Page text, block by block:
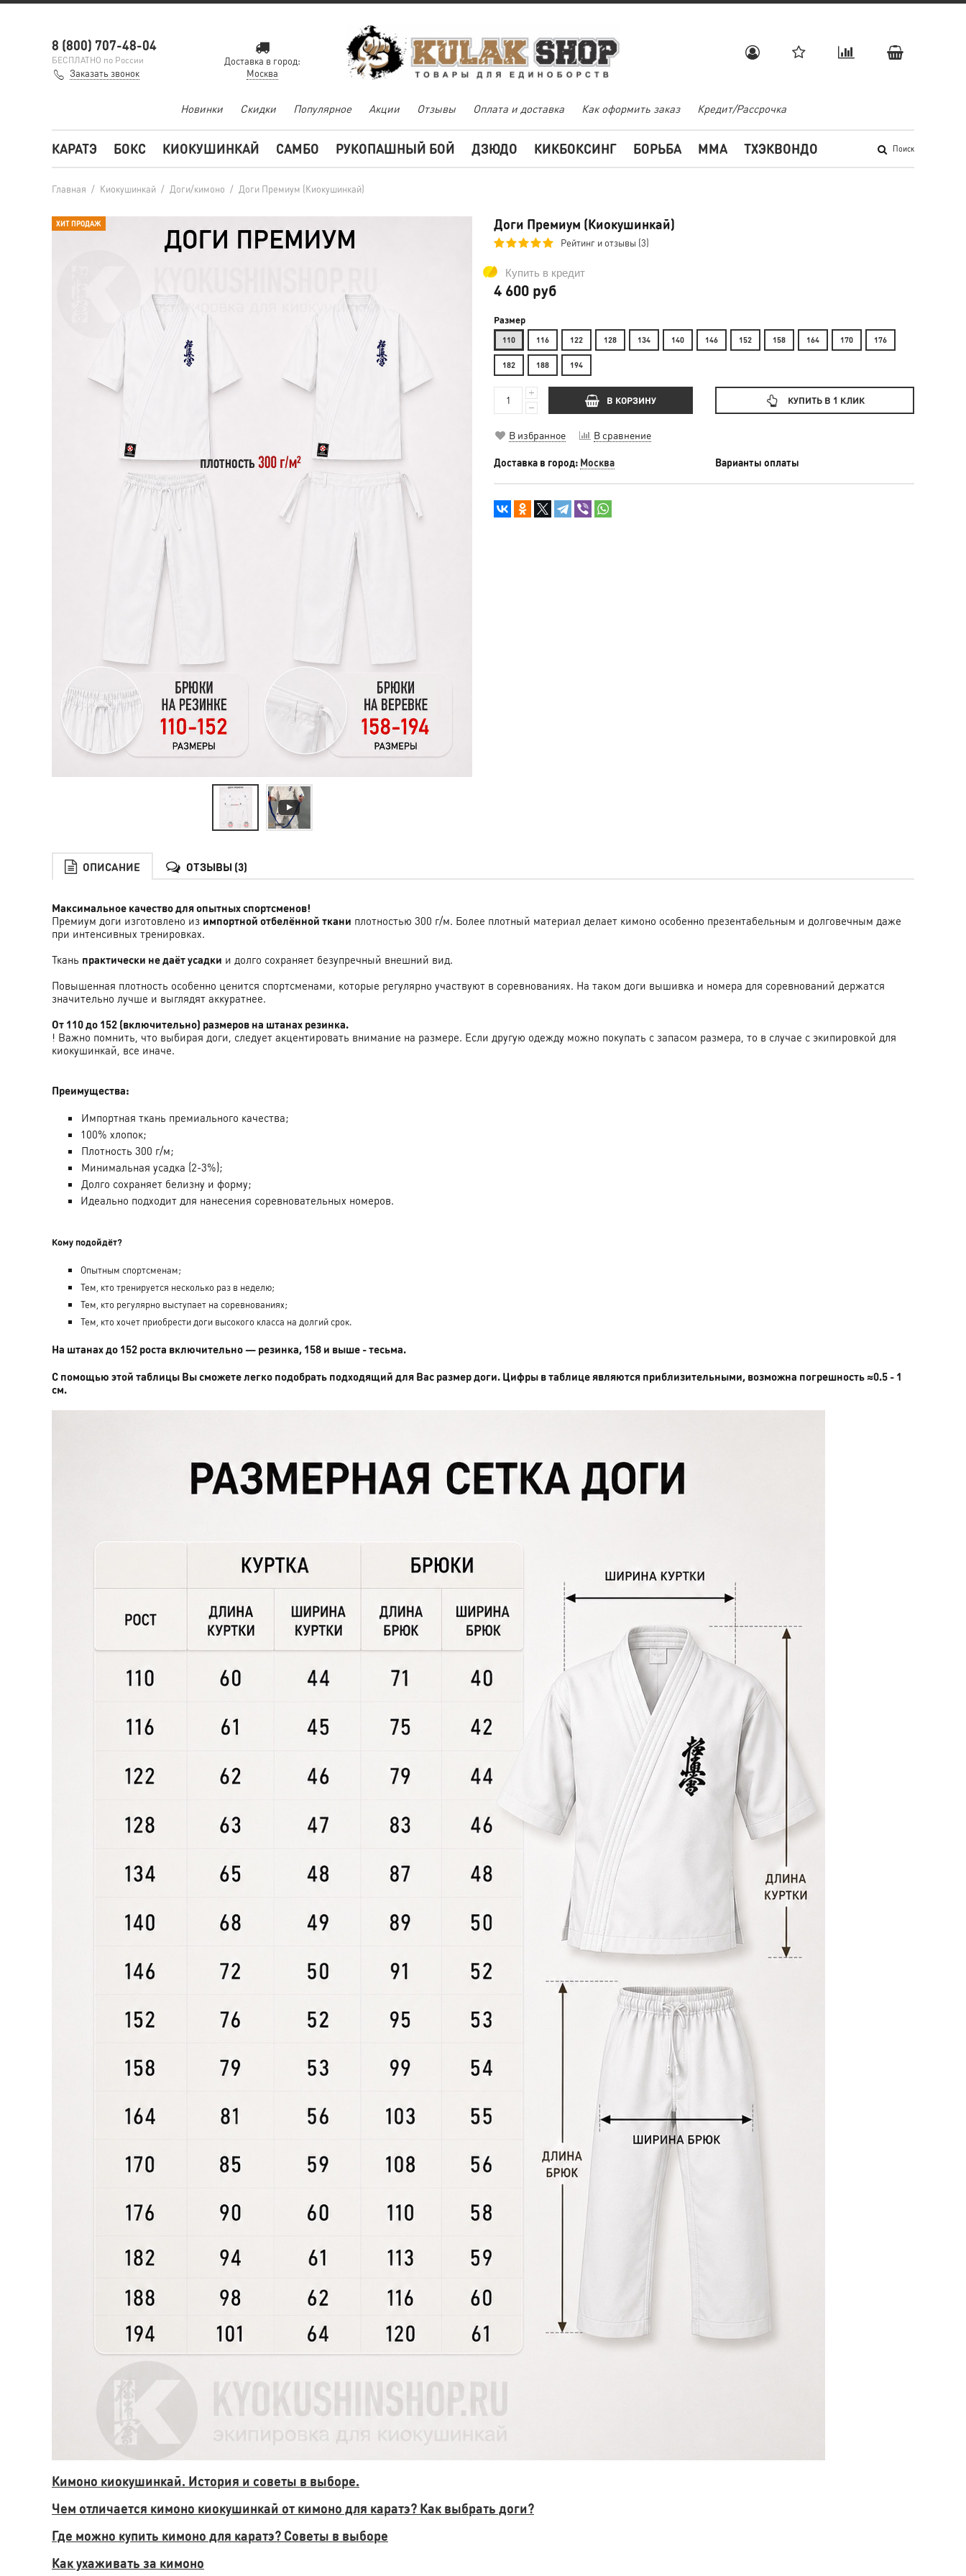
8 (800) 707-48-04
БЕСПЛАТНО по России
Заказать звонок
Доставка в город:
Москва
Новинки Скидки Популярное Акции Отзывы Оплата и доставка Как оформить заказ Кредит/Рассрочка
Поиск
КАРАТЭ БОКС КИОКУШИНКАЙ САМБО РУКОПАШНЫЙ БОЙ ДЗЮДО КИКБОКСИНГ БОРЬБА MMA ТХЭКВОНДО
Главная / Киокушинкай / Доги/кимоно / Доги Премиум (Киокушинкай)
ХИТ ПРОДАЖ Доги Премиум (Киокушинкай)
Рейтинг и отзывы (3)
Купить в кредит
4 600 руб
Размер
110 116 122 128 134 140 146 152 158 164 170 176
182 188 194
В КОРЗИНУ КУПИТЬ В 1 КЛИК
В избранное В сравнение
Доставка в город: Москва Варианты оплаты
ОПИСАНИЕ ОТЗЫВЫ (3)
Максимальное качество для опытных спортсменов!
Премиум доги изготовлено из импортной отбелённой ткани плотностью 300 г/м. Более плотный материал делает кимоно особенно презентабельным и долговечным даже
при интенсивных тренировках.
Ткань практически не даёт усадки и долго сохраняет безупречный внешний вид.
Повышенная плотность особенно ценится спортсменами, которые регулярно участвуют в соревнованиях. На таком доги вышивка и номера для соревнований держатся
значительно лучше и выглядят аккуратнее.
От 110 до 152 (включительно) размеров на штанах резинка.
! Важно помнить, что выбирая доги, следует акцентировать внимание на размере. Если другую одежду можно покупать с запасом размера, то в случае с экипировкой для
киокушинкай, все иначе.
Преимущества:
Импортная ткань премиального качества;
100% хлопок;
Плотность 300 г/м;
Минимальная усадка (2-3%);
Долго сохраняет белизну и форму;
Идеально подходит для нанесения соревновательных номеров.
Кому подойдёт?
Опытным спортсменам;
Тем, кто тренируется несколько раз в неделю;
Тем, кто регулярно выступает на соревнованиях;
Тем, кто хочет приобрести доги высокого класса на долгий срок.
На штанах до 152 роста включительно — резинка, 158 и выше - тесьма.
С помощью этой таблицы Вы сможете легко подобрать подходящий для Вас размер доги. Цифры в таблице являются приблизительными, возможна погрешность ≈0.5 - 1
см.
Кимоно киокушинкай. История и советы в выборе.
Чем отличается кимоно киокушинкай от кимоно для каратэ? Как выбрать доги?
Где можно купить кимоно для каратэ? Советы в выборе
Как ухаживать за кимоно